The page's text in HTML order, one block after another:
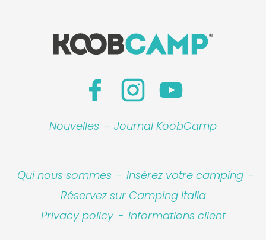
Nouvelles - Journal KoobCamp
Qui nous sommes - Insérez votre camping -
Réservez sur Camping Italia
Privacy policy - Informations client